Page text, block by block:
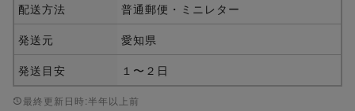
配送方法
普通郵便・ミニレター
発送元
愛知県
発送目安
１〜２日
最終更新日時:半年以上前